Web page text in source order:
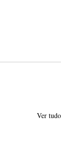
Ver tudo